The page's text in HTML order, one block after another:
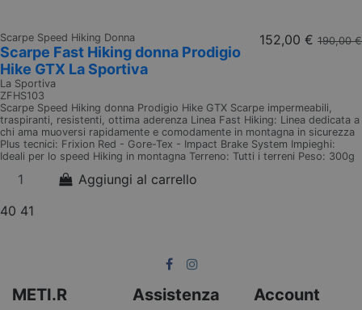
Scarpe Speed Hiking Donna
Scarpe Fast Hiking donna Prodigio
Hike GTX La Sportiva
La Sportiva
ZFHS103
152,00 € 190,00 €
Scarpe Speed Hiking donna Prodigio Hike GTX Scarpe impermeabili,
traspiranti, resistenti, ottima aderenza Linea Fast Hiking: Linea dedicata a
chi ama muoversi rapidamente e comodamente in montagna in sicurezza
Plus tecnici: Frixion Red - Gore-Tex - Impact Brake System Impieghi:
Ideali per lo speed Hiking in montagna Terreno: Tutti i terreni Peso: 300g
Aggiungi al carrello
40 41
METI.R Assistenza Account